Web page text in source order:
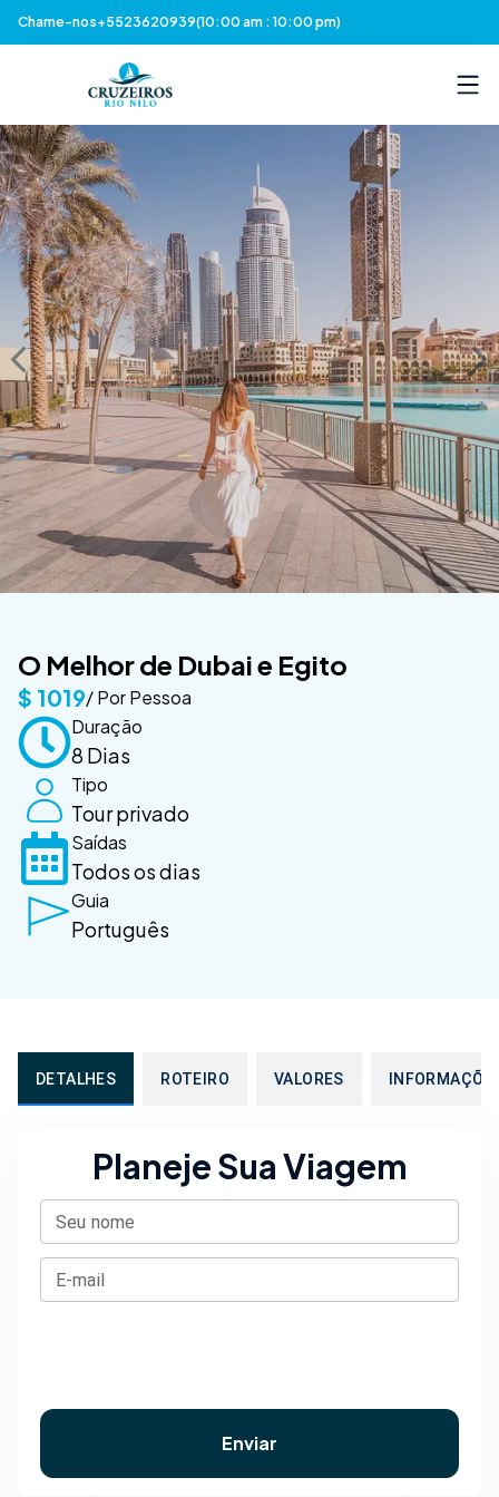
Chame-nos+5523620939(10:00 am : 10:00 pm)
Previous slide
O Melhor de Dubai e Egito
$ 1019/ Por Pessoa
Duração
8 Dias
Tipo
Tour privado
Saídas
Todos os dias
Guia
Português
DETALHES ROTEIRO VALORES
Planeje Sua Viagem
Seu nome
E-mail
Enviar